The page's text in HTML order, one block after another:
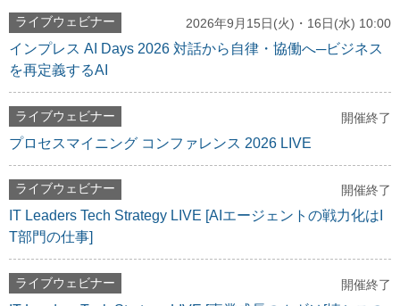
ライブウェビナー 2026年9月15日(火)・16日(水) 10:00
インプレス AI Days 2026 対話から自律・協働へ─ビジネス
を再定義するAI
ライブウェビナー 開催終了
プロセスマイニング コンファレンス 2026 LIVE
ライブウェビナー 開催終了
IT Leaders Tech Strategy LIVE [AIエージェントの戦力化はI
T部門の仕事]
ライブウェビナー 開催終了